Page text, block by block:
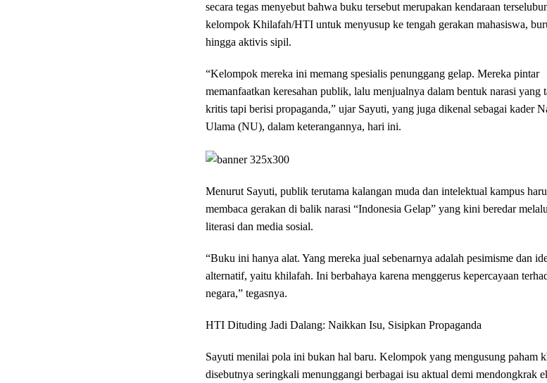
secara tegas menyebut bahwa buku tersebut merupakan kendaraan
kelompok Khilafah/HTI untuk menyusup ke tengah gerakan mahasiswa,
hingga aktivis sipil.
“Kelompok mereka ini memang spesialis penunggang gelap. Mereka pintar
memanfaatkan keresahan publik, lalu menjualnya dalam bentuk narasi yang
kritis tapi berisi propaganda,” ujar Sayuti, yang juga dikenal sebagai kader
Ulama (NU), dalam keterangannya, hari ini.
Menurut Sayuti, publik terutama kalangan muda dan intelektual kampus
membaca gerakan di balik narasi “Indonesia Gelap” yang kini beredar
literasi dan media sosial.
“Buku ini hanya alat. Yang mereka jual sebenarnya adalah pesimisme dan
alternatif, yaitu khilafah. Ini berbahaya karena menggerus kepercayaan
negara,” tegasnya.
HTI Dituding Jadi Dalang: Naikkan Isu, Sisipkan Propaganda
Sayuti menilai pola ini bukan hal baru. Kelompok yang mengusung paham
disebutnya seringkali menunggangi berbagai isu aktual demi mendongkrak